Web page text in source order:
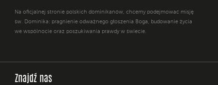
Na oficjalnej stronie polskich dominikanów, chcemy podejmować misję
św. Dominika: pragnienie odważnego głoszenia Boga, budowanie życia
we wspólnocie oraz poszukiwania prawdy w świecie.
Znajdź nas